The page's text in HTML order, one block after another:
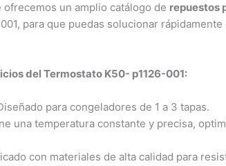
un amplio catálogo de repuestos
para que puedas solucionar
del Termostato K50- p1126-001:
para congeladores de 1 a 3 tapas.
una temperatura constante y precisa,
con materiales de alta calidad para